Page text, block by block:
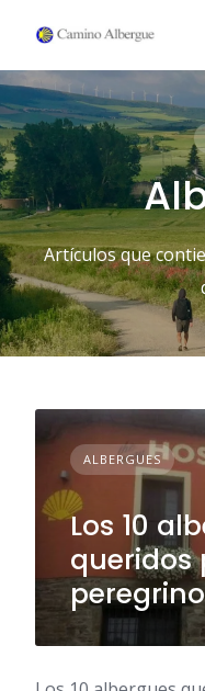
contenido
Artículos que
ALBERGUES
Los 10
queridos